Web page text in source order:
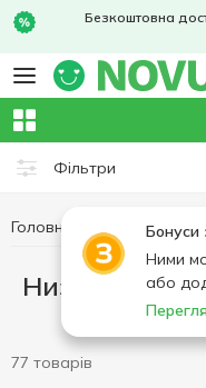
Безкоштовна
Фільтри
Бонуси
Ними
або
Головна Низькоціни
Низькоціни
77 товарів